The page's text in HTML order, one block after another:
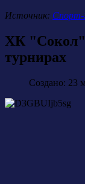
Источник: Спорт-
ХК "Сокол"
турнирах
Создано: 23